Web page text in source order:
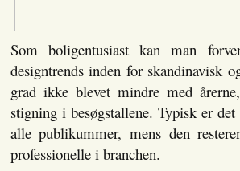
Som boligentusiast kan man
designtrends inden for skandinavisk
grad ikke blevet mindre med
stigning i besøgstallene. Typisk er
alle publikummer, mens den
professionelle i branchen.